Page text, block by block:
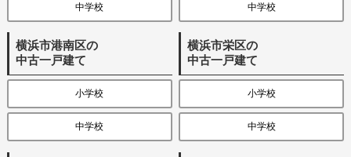
中学校 中学校
横浜市港南区の
中古一戸建て
小学校
中学校
横浜市栄区の
中古一戸建て
小学校
中学校